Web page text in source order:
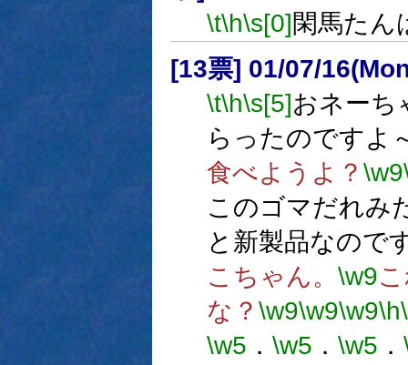
\t\h\s[0]閑馬たん
[13票] 01/07/
\t\h\s[5]おネーち
らったのですよ
食べようよ？ \w9
このゴマだれみ
と新製品なので
こちゃん。 \w9
な？ \w9\w9\w9\h
\w5 ． \w5 ． \w5 ．